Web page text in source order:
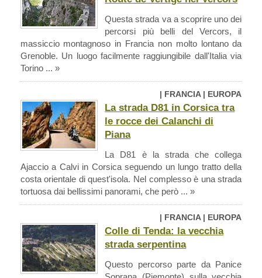
Questa strada va a scoprire uno dei
percorsi più belli del Vercors, il
massiccio montagnoso in Francia non molto lontano da
Grenoble. Un luogo facilmente raggiungibile dall'Italia via
Torino ... »
| FRANCIA | EUROPA
La strada D81 in Corsica tra
le rocce dei Calanchi di
Piana
La D81 è la strada che collega
Ajaccio a Calvi in Corsica seguendo un lungo tratto della
costa orientale di quest'isola. Nel complesso è una strada
tortuosa dai bellissimi panorami, che però ... »
| FRANCIA | EUROPA
Colle di Tenda: la vecchia
strada serpentina
Questo percorso parte da Panice